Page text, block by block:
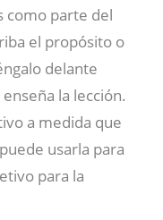
como parte del
el propósito o
delante
la lección.
a medida que
usarla para
para la